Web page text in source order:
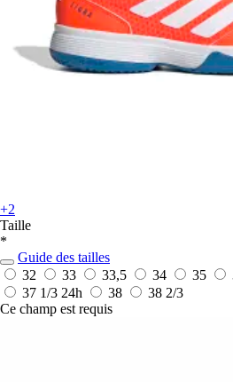
+2
Taille
*
Guide des tailles
32
33 33,5 34 35
37 1/3 24h 38
38 2/3
Ce champ est requis